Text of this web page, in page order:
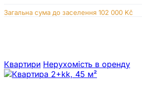
Загальна сума до заселення 102 000 Kč
Квартири Нерухомiсть в оренду